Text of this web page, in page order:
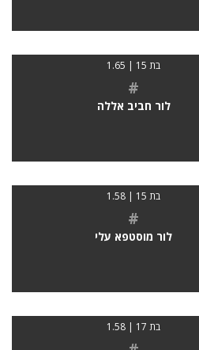
בת 15 | 1.65
#
לור חביב אללה
בת 15 | 1.58
#
לור מוסטפא עלי
בת 17 | 1.58